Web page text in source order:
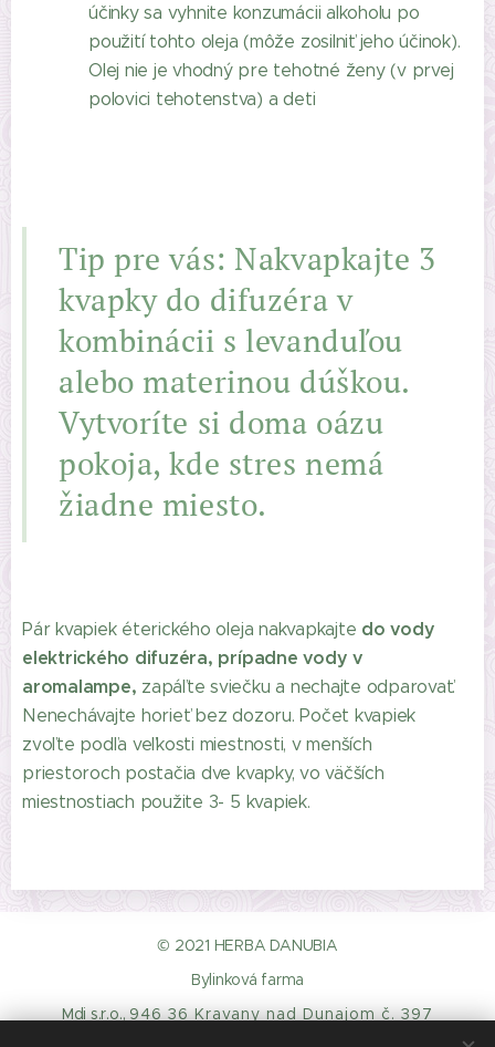
účinky sa vyhnite konzumácii alkoholu po
použití tohto oleja (môže zosilniť jeho účinok).
Olej nie je vhodný pre tehotné ženy (v prvej
polovici tehotenstva) a deti
Tip pre vás: Nakvapkajte 3
kvapky do difuzéra v
kombinácii s levanduľou
alebo materinou dúškou.
Vytvoríte si doma oázu
pokoja, kde stres nemá
žiadne miesto.
Pár kvapiek éterického oleja nakvapkajte do vody
elektrického difuzéra, prípadne vody v
aromalampe, zapáľte sviečku a nechajte odparovať.
Nenechávajte horieť bez dozoru. Počet kvapiek
zvoľte podľa veľkosti miestnosti, v menších
priestoroch postačia dve kvapky, vo väčších
miestnostiach použite 3- 5 kvapiek.
© 2021 HERBA DANUBIA
Bylinková farma
Mdi s.r.o.,946 36 Kravany nad Dunajom č. 397